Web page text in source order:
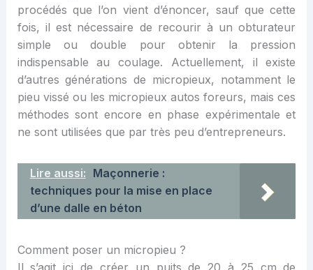
procédés que l’on vient d’énoncer, sauf que cette
fois, il est nécessaire de recourir à un obturateur
simple ou double pour obtenir la pression
indispensable au coulage. Actuellement, il existe
d’autres générations de micropieux, notamment le
pieu vissé ou les micropieux autos foreurs, mais ces
méthodes sont encore en phase expérimentale et
ne sont utilisées que par très peu d’entrepreneurs.
Lire aussi: Maçonnerie :
techniques pour la mise en place
d’une dalle en béton
Comment poser un micropieu ?
Il s’agit ici de créer un puits de 20 à 25 cm de